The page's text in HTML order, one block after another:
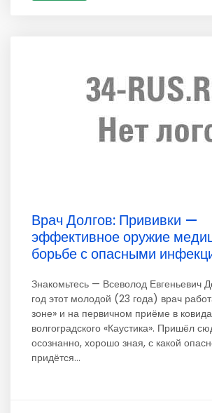
Врач Долгов: Прививки —
эффективное оружие
борьбе с опасными
Знакомьтесь — Всеволод Евгеньевич
год этот молодой (23 года) врач
зоне» и на первичном приёме в
волгоградского «Каустика». Пришёл
осознанно, хорошо зная, с какой
придётся...